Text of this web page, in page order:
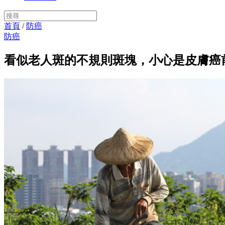
首頁 / 防癌
防癌
看似老人斑的不規則斑塊，小心是皮膚癌